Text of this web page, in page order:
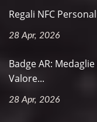
Regali NFC
28 Apr, 2026
Badge AR:
Valore...
28 Apr, 2026